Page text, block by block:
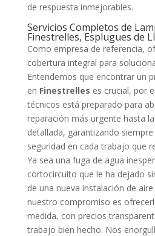
de respuesta inmejorables.
Servicios Completos de
Finestrelles, Esplugues de
Como empresa de referencia,
cobertura integral para
Entendemos que encontrar un
en Finestrelles es crucial, por
técnicos está preparado para
reparación más urgente hasta
detallada, garantizando
seguridad en cada trabajo que
Ya sea una fuga de agua
cortocircuito que le ha dejado
de una nueva instalación de
nuestro compromiso es
medida, con precios
trabajo bien hecho. Nos